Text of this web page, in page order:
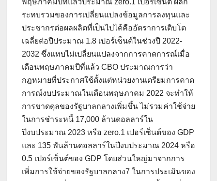
พฤษภาคมปีที่แล้วประมาณ zero.1 เปอร์เซ็นต์ ผลก
ระทบรวมของการเปลี่ยนแปลงข้อมูลการลงทุนและ
ประชากรต่อผลผลิตที่เป็นไปได้คืออัตราการเติบโต
เฉลี่ยต่อปีประมาณ 1.8 เปอร์เซ็นต์ในช่วงปี 2022-
2032 ซึ่งแทบไม่เปลี่ยนแปลงจากการคาดการณ์เมื่อ
เดือนพฤษภาคมปีที่แล้ว CBO ประมาณการว่า
กฎหมายที่ประกาศใช้ตั้งแต่หน่วยงานเตรียมการคาด
การณ์งบประมาณในเดือนพฤษภาคม 2022 จะทำให้
การขาดดุลของรัฐบาลกลางเพิ่มขึ้น ไม่รวมค่าใช้จ่าย
ในการชำระหนี้ 17,000 ล้านดอลลาร์ใน
ปีงบประมาณ 2023 หรือ zero.1 เปอร์เซ็นต์ของ GDP
และ 135 พันล้านดอลลาร์ในปีงบประมาณ 2024 หรือ
0.5 เปอร์เซ็นต์ของ GDP โดยส่วนใหญ่มาจากการ
เพิ่มการใช้จ่ายของรัฐบาลกลาง7 ในการประเมินของ